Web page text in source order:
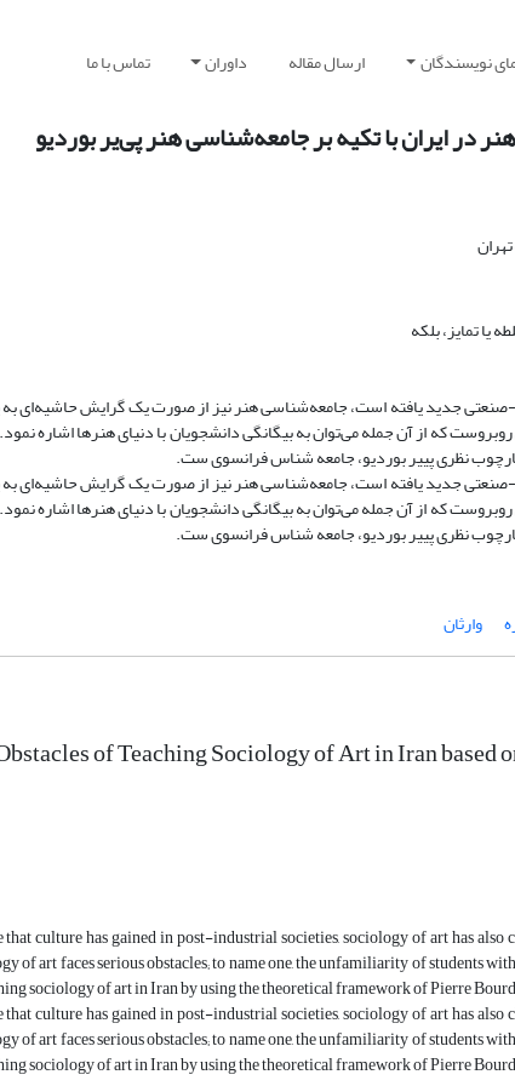
نویسندگان ارسال مقاله داوران تماس با ما
در ایران با تکیه بر جامعه‌شناسی هنر پی‌یر بوردیو
یا تمایز، بلکه
صنعتی جدید یافته است، جامعه‌شناسی هنر نیز از صورت یک گرایش حاشیه‌ای
که از آن جمله می‌توان به بیگانگی دانشجویان با دنیای هنرها اشاره
نظری پییر بوردیو، جامعه شناس فرانسوی ست.
صنعتی جدید یافته است، جامعه‌شناسی هنر نیز از صورت یک گرایش حاشیه‌ای
که از آن جمله می‌توان به بیگانگی دانشجویان با دنیای هنرها اشاره
نظری پییر بوردیو، جامعه شناس فرانسوی ست.
وارثان
of Teaching Sociology of Art in Iran based
that culture has gained in post-industrial societies, sociology of art has
of art faces serious obstacles; to name one, the unfamiliarity of students
sociology of art in Iran by using the theoretical framework of Pierre
that culture has gained in post-industrial societies, sociology of art has
of art faces serious obstacles; to name one, the unfamiliarity of students
sociology of art in Iran by using the theoretical framework of Pierre